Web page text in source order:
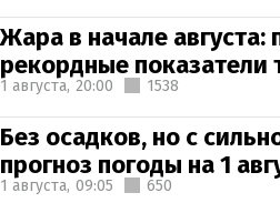
Жара в начале августа:
рекордные показатели
1 августа, 20:00 1538
Без осадков, но с
прогноз погоды на 1
1 августа, 09:05 650